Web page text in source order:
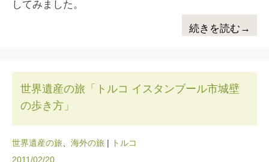
してみました。
続きを読む→
世界遺産の旅「トルコ イスタンブール市城壁
の歩き方」
世界遺産の旅 海外の旅 |
トルコ
2011/02/20